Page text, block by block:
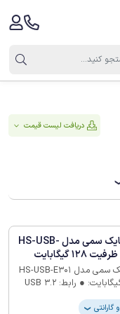
دریافت لیست قیمت
فلش مموری هایک سمی مدل HS-USB-
فلش مموری هایک سمی مدل HS-USB-E301
U3 ظرفیت 128 گیگابایت: ● رابط: USB 3.2
❯